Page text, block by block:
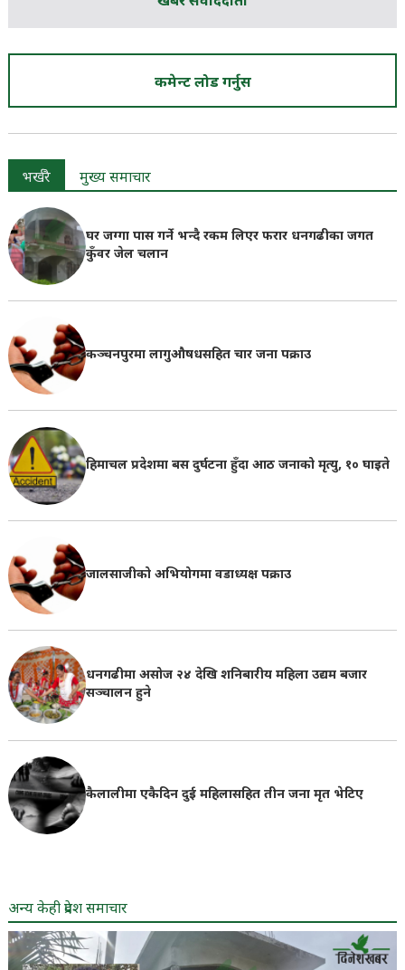
कमेन्ट लोड गर्नुस
भर्खरै मुख्य समाचार
घर जग्गा पास गर्ने भन्दै रकम लिएर फरार धनगढीका जगत
कुँवर जेल चलान
कञ्चनपुरमा लागुऔषधसहित चार जना पक्राउ
हिमाचल प्रदेशमा बस दुर्घटना हुँदा आठ जनाको मृत्यु, १० घाइते
जालसाजीको अभियोगमा वडाध्यक्ष पक्राउ
धनगढीमा असोज २४ देखि शनिबारीय महिला उद्यम बजार
सञ्चालन हुने
कैलालीमा एकैदिन दुई महिलासहित तीन जना मृत भेटिए
अन्य केही प्रदेश समाचार